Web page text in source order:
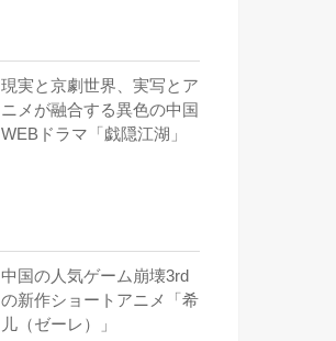
現実と京劇世界、実写とア
ニメが融合する異色の中国
WEBドラマ「戯隠江湖」
中国の人気ゲーム崩壊3rd
の新作ショートアニメ「希
儿（ゼーレ）」